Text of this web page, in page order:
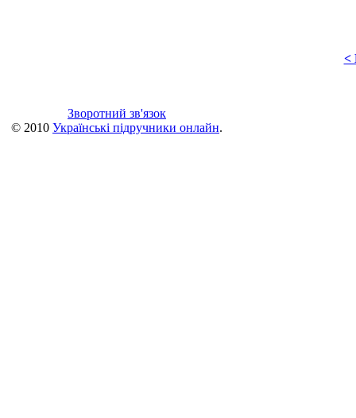
<
Зворотний зв'язок
© 2010 Українські підручники онлайн.